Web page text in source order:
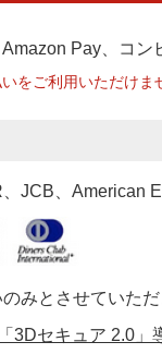
Amazon Pay、コ
をご利用いただけま
JCB、American
みとさせていただ
3Dセキュア 2.0」